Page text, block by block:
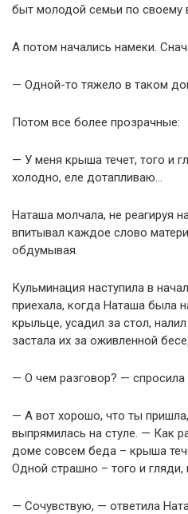
быт молодой семьи по своему
А потом начались намеки.
— Одной-то тяжело в таком
Потом все более прозрачные:
— У меня крыша течет, того и
холодно, еле дотапливаю…
Наташа молчала, не реагируя
впитывал каждое слово
обдумывая.
Кульминация наступила в
приехала, когда Наташа была
крыльце, усадил за стол,
застала их за оживленной
— О чем разговор? — спросила
— А вот хорошо, что ты
выпрямилась на стуле. — Как
доме совсем беда – крыша
Одной страшно – того и гляди,
— Сочувствую, — ответила